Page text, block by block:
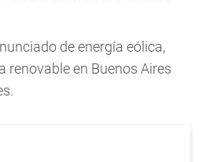
de energía eólica,
renovable en Buenos Aires